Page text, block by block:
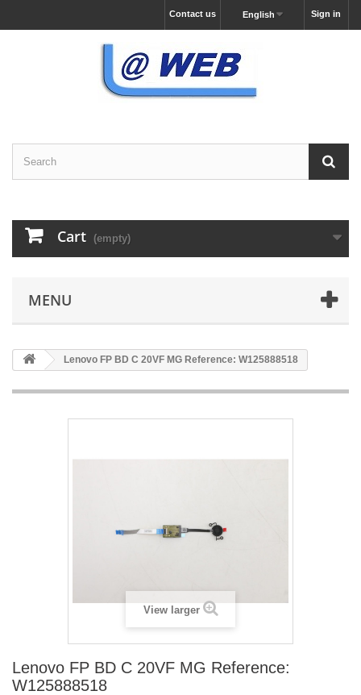
Sign in
English
Contact us
Cart (empty)
MENU
Lenovo FP BD C 20VF MG Reference: W125888518
View larger
Lenovo FP BD C 20VF MG Reference:
W125888518